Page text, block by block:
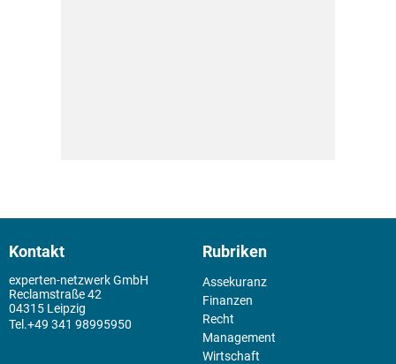
Kontakt
experten-netzwerk GmbH
Reclamstraße 42
04315 Leipzig
+49 341 98995950
Rubriken
Assekuranz
Finanzen
Recht
Management
Wirtschaft